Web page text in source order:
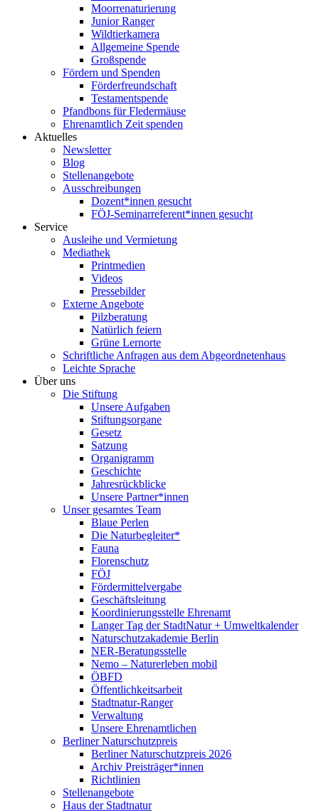
Moorrenaturierung
Junior Ranger
Wildtierkamera
Allgemeine Spende
Großspende
Fördern und Spenden
Förderfreundschaft
Testamentspende
Pfandbons für Fledermäuse
Ehrenamtlich Zeit spenden
Aktuelles
Newsletter
Blog
Stellenangebote
Ausschreibungen
Dozent*innen gesucht
FÖJ-Seminarreferent*innen gesucht
Service
Ausleihe und Vermietung
Mediathek
Printmedien
Videos
Pressebilder
Externe Angebote
Pilzberatung
Natürlich feiern
Grüne Lernorte
Schriftliche Anfragen aus dem Abgeordnetenhaus
Leichte Sprache
Über uns
Die Stiftung
Unsere Aufgaben
Stiftungsorgane
Gesetz
Satzung
Organigramm
Geschichte
Jahresrückblicke
Unsere Partner*innen
Unser gesamtes Team
Blaue Perlen
Die Naturbegleiter*
Fauna
Florenschutz
FÖJ
Fördermittelvergabe
Geschäftsleitung
Koordinierungsstelle Ehrenamt
Langer Tag der StadtNatur + Umweltkalender
Naturschutzakademie Berlin
NER-Beratungsstelle
Nemo – Naturerleben mobil
ÖBFD
Öffentlichkeitsarbeit
Stadtnatur-Ranger
Verwaltung
Unsere Ehrenamtlichen
Berliner Naturschutzpreis
Berliner Naturschutzpreis 2026
Archiv Preisträger*innen
Richtlinien
Stellenangebote
Haus der Stadtnatur